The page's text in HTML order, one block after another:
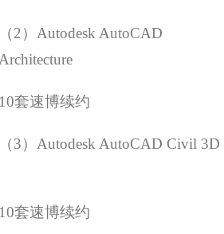
（2）Autodesk AutoCAD
Architecture
10套速博续约
（3）Autodesk AutoCAD Civil 3D
10套速博续约